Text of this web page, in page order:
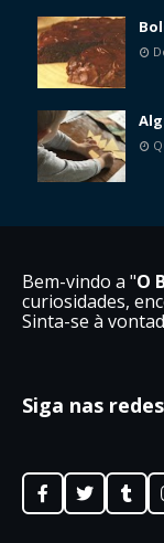
Bem-vindo a "O
curiosidades,
Sinta-se à
Siga nas